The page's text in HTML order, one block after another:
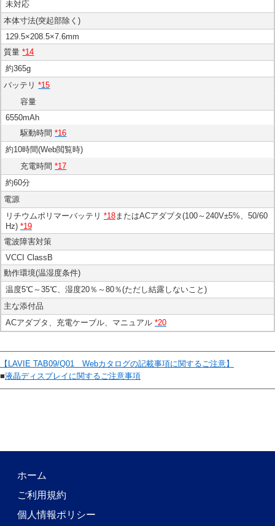
未対応
本体寸法(突起部除く)
129.5×208.5×7.6mm
質量*14
約365g
バッテリ*15
容量
6550mAh
駆動時間*16
約10時間(Web閲覧時)
充電時間*17
約60分
電源
リチウムポリマーバッテリ *18またはACアダプタ(100～240V±5%、50/60
Hz) *19
電波障害対策
VCCI ClassB
動作環境(温湿度条件)
温度5℃～35℃、湿度20％～80％(ただし結露しないこと)
主な添付品
ACアダプタ、充電ケーブル、マニュアル *20
【LAVIE TAB09/Q01 Webカタログの記載事項に関するご注意】
■液晶ディスプレイに関するご注意事項
ホーム
ご利用規約
個人情報ポリシー